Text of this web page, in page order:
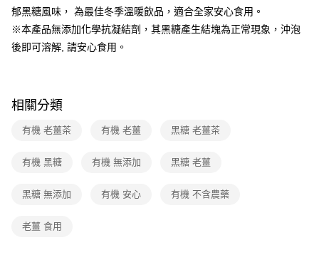
1.本服務由台灣大哥大提供，台灣大哥大用戶可立即使用無須另外申請。
2.付款方式選擇「大哥付你分期」，訂單成立後會自動跳轉到大哥付的交易
流程，驗證手機門號後，選擇欲分期的期數、繳款截止日，確認付款後即完
成交易。
【繳款方式說明】
醒簡訊。
帳／街口支付／iPASS MONEY」等通路繳費。
1.本服務係由「台灣大哥大股份有限公司」（以下簡稱本公司）所提供，讓
買賣價金債權讓與本公司後，依約使用本公司帳單繳交帳款。
【關於「AFTEE先享後付」】
AFTEE先享後付是「在收到商品之後才付款」的支付方式。 讓您購物簡單
３．安心：先確認商品／服務後，再付款。
【「AFTEE先享後付」結帳流程】
２．訂單成立數日內，您將收到繳費通知簡訊。
ATM／網路銀行／等多元方式進行付款，方視為交易完成。
後付繳納相關費用。
ATM付款
全家取貨付款-組合
免運費
711取貨付款-組合
郁黑糖風味， 為最佳冬季溫暖飲品，適合全家安心食用。
※本產品無添加化學抗凝結劑，其黑糖產生結塊為正常現象，沖泡
後即可溶解, 請安心食用。
相關分類
有機 老薑茶 有機 老薑 黑糖 老薑茶
有機 黑糖 有機 無添加 黑糖 老薑
黑糖 無添加 有機 安心 有機 不含農藥
老薑 食用